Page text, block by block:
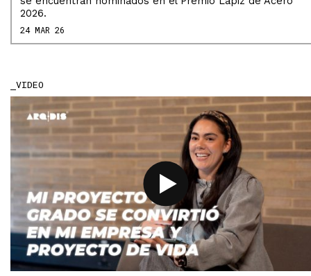
2026.
24 MAR 26
VIDEO